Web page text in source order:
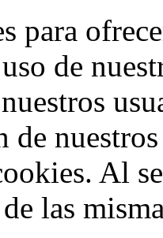
para
de
de
Al
las